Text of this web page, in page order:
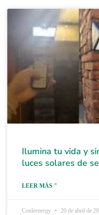
Ilumina tu vida y
luces solares de
LEER MÁS "
Couleenergy 20 de abril de